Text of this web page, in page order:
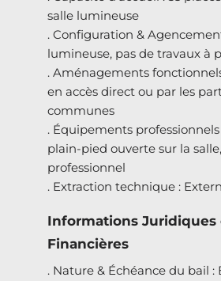
salle lumineuse
. Configuration &
lumineuse, pas de travaux à
. Aménagements
en accès direct ou par les
communes
. Équipements
plain-pied ouverte sur la
professionnel
. Extraction technique :
Informations Juridiques
Financières
. Nature & Échéance du bail :